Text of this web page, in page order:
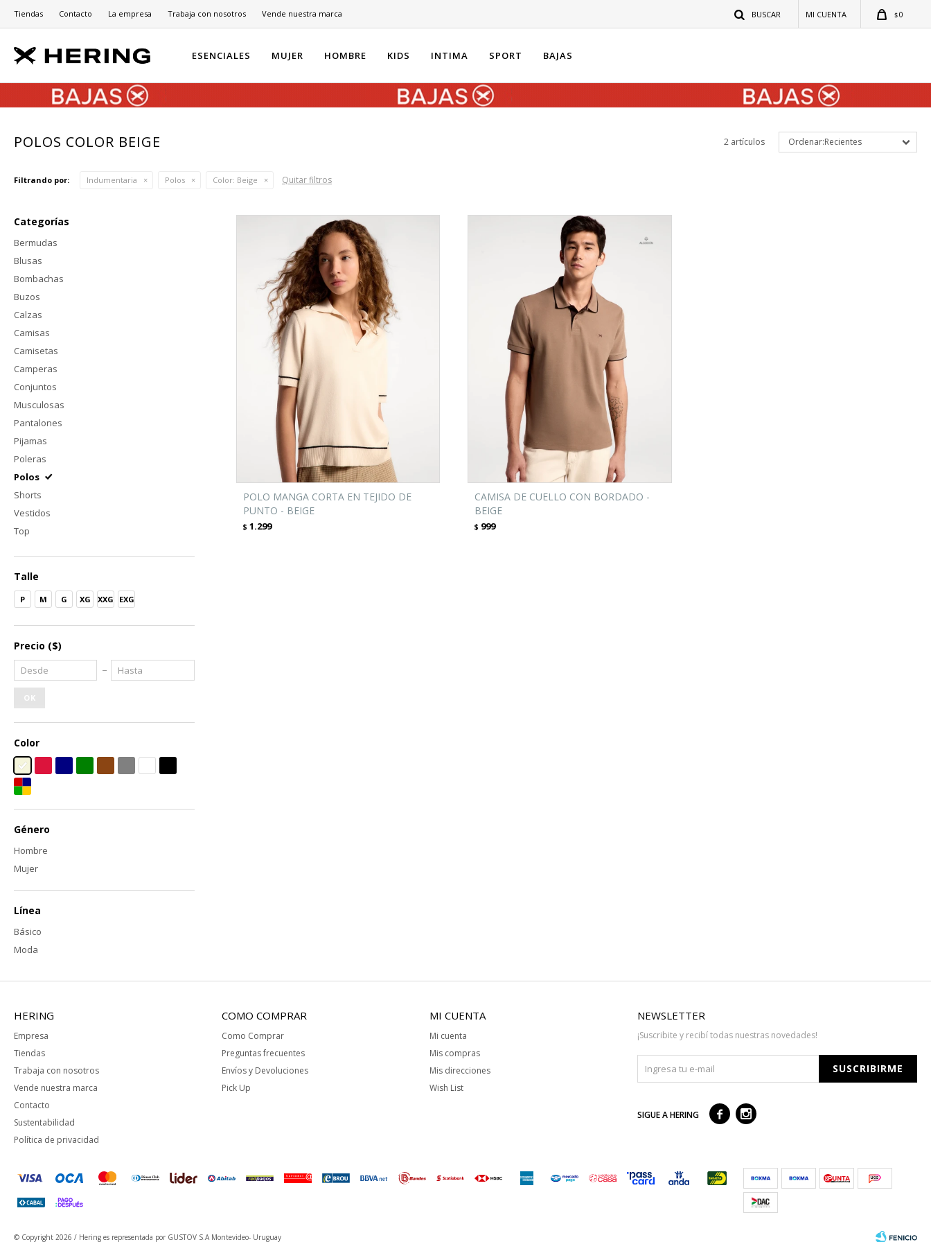
ESENCIALES MUJER HOMBRE KIDS INTIMA SPORT BAJAS
$0
Tiendas Contacto La empresa Trabaja con nosotros Vende nuestra marca
POLOS COLOR BEIGE 2 artículos Recientes
Filtrando por: Indumentaria Polos Color: Beige Quitar filtros
POLO MANGA CORTA EN TEJIDO DE
PUNTO - BEIGE
$ 1.299
CAMISA DE CUELLO CON BORDADO -
BEIGE
$ 999
Categorías
Bermudas
Blusas
Bombachas
Buzos
Calzas
Camisas
Camisetas
Camperas
Conjuntos
Musculosas
Pantalones
Pijamas
Poleras
Polos
Shorts
Vestidos
Top
Talle
P M G XG XXG EXG
Precio ($)
OK
Color
Género
Hombre
Mujer
Línea
Básico
Moda
HERING
Empresa
Tiendas
Trabaja con nosotros
Vende nuestra marca
Contacto
Sustentabilidad
Política de privacidad
COMO COMPRAR
Como Comprar
Preguntas frecuentes
Envíos y Devoluciones
Pick Up
MI CUENTA
Mi cuenta
Mis compras
Mis direcciones
Wish List
NEWSLETTER
¡Suscribite y recibí todas nuestras novedades!
SUSCRIBIRME
SIGUE A HERING  
© Copyright 2026 / Hering es representada por GUSTOV S.A Montevideo- Uruguay